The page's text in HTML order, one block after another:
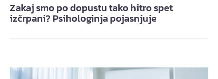
Zakaj smo po dopustu tako hitro spet
izčrpani? Psihologinja pojasnjuje